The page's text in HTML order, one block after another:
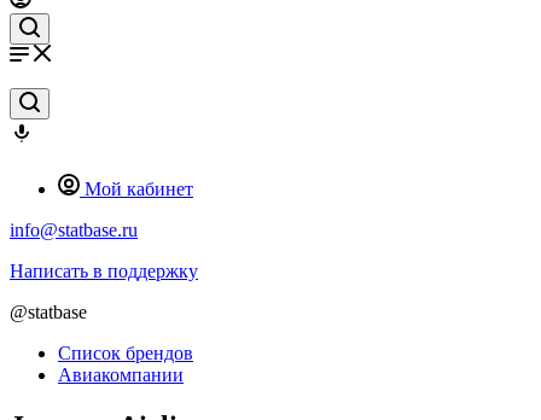
Мой кабинет
info@statbase.ru
Написать в поддержку
@statbase
Список брендов
Авиакомпании